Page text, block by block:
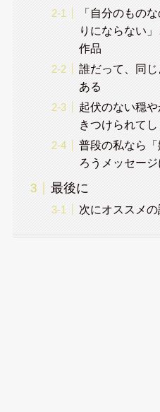
「自分のもの
りにならない
作品
誰だって、同
ある
起伏のない穏
きつけられてし
普段の私なら
ろうメッセー
最後に
次にオススメ